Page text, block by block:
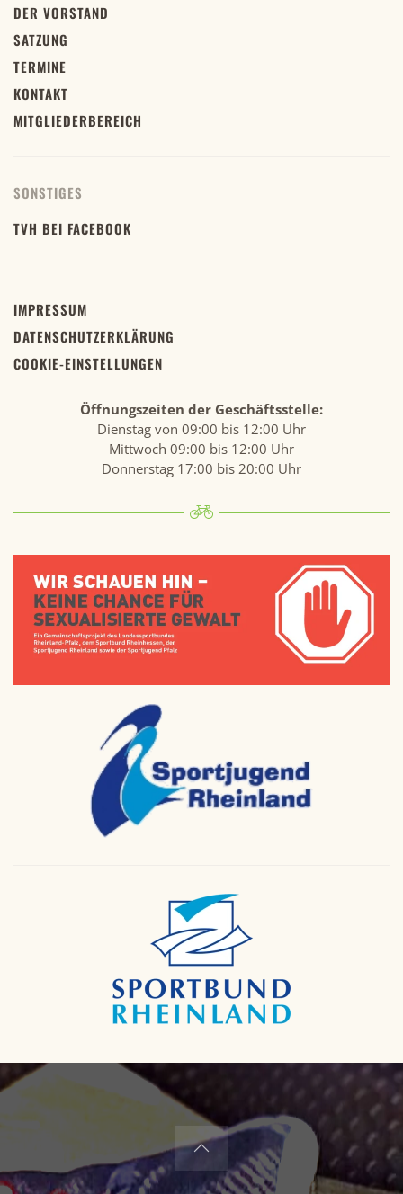
DER VORSTAND
SATZUNG
TERMINE
KONTAKT
MITGLIEDERBEREICH
SONSTIGES
TVH BEI FACEBOOK
IMPRESSUM
DATENSCHUTZERKLÄRUNG
COOKIE-EINSTELLUNGEN
Öffnungszeiten der Geschäftsstelle:
Dienstag von 09:00 bis 12:00 Uhr
Mittwoch 09:00 bis 12:00 Uhr
Donnerstag 17:00 bis 20:00 Uhr